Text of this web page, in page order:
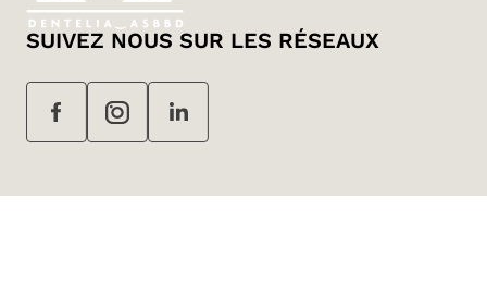
SUIVEZ NOUS SUR LES RÉSEAUX